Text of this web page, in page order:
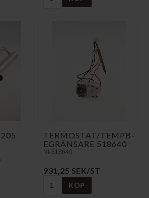
T­E­R­M­O­S­T­A­T­/­T­E­M­P­B­
E­G­R­Ä­N­S­A­R­E 518640
NI-518640
931,25 SEK/ST
KÖP